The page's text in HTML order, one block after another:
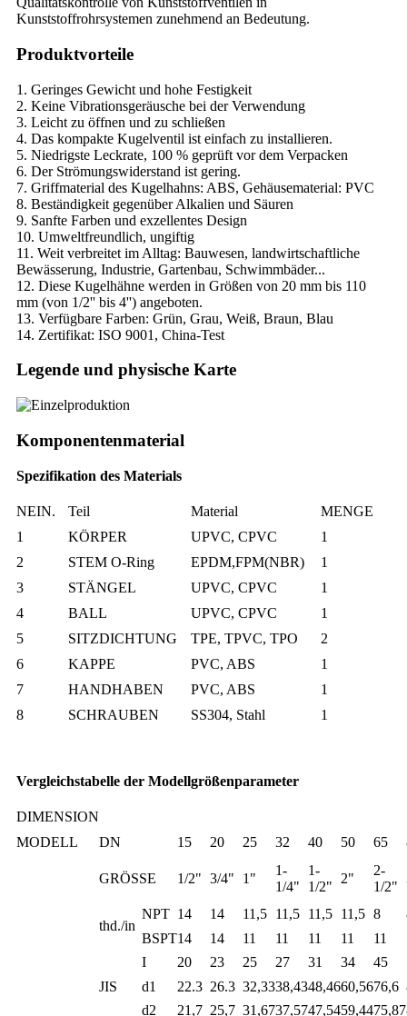
Kunststoffrohrsystemen zunehmend an Bedeutung.
Produktvorteile
1. Geringes Gewicht und hohe Festigkeit
2. Keine Vibrationsgeräusche bei der Verwendung
3. Leicht zu öffnen und zu schließen
4. Das kompakte Kugelventil ist einfach zu installieren.
5. Niedrigste Leckrate, 100 % geprüft vor dem Verpacken
6. Der Strömungswiderstand ist gering.
7. Griffmaterial des Kugelhahns: ABS, Gehäusematerial: PVC
8. Beständigkeit gegenüber Alkalien und Säuren
9. Sanfte Farben und exzellentes Design
10. Umweltfreundlich, ungiftig
11. Weit verbreitet im Alltag: Bauwesen, landwirtschaftliche
Bewässerung, Industrie, Gartenbau, Schwimmbäder...
12. Diese Kugelhähne werden in Größen von 20 mm bis 110
mm (von 1/2'' bis 4'') angeboten.
13. Verfügbare Farben: Grün, Grau, Weiß, Braun, Blau
14. Zertifikat: ISO 9001, China-Test
Legende und physische Karte
Komponentenmaterial
Spezifikation des Materials
NEIN. Teil Material
MENGE
1
KÖRPER UPVC, CPVC
1
2
STEM O-Ring EPDM,FPM(NBR)
1
3
STÄNGEL UPVC, CPVC
1
4
BALL UPVC, CPVC
1
5
SITZDICHTUNG TPE, TPVC, TPO
2
6
KAPPE PVC, ABS
1
7
HANDHABEN PVC, ABS
1
8
SCHRAUBEN SS304, Stahl 1
Vergleichstabelle der Modellgrößenparameter
DIMENSION
MODELL
DN 15 20 25 32 40 50 65
GRÖSSE 1/2" 3/4" 1"
1-
1/4"
1-
1/2"
2"
2-
1/2"
thd./in
NPT 14 14 11,5 11,5 11,5 11,5 8
BSPT14 14 11 11 11 11 11
JIS
I 20 23 25 27 31 34 45
d1
22.3 26.3 32,3338,4348,4660,5676,6
d2
21,7 25,7 31,6737,5747,5459,4475,87